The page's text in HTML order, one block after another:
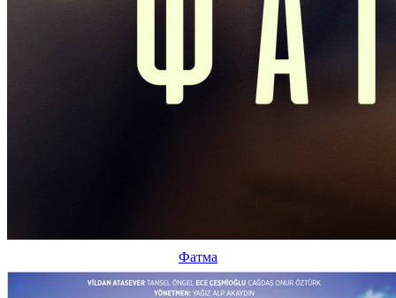
Фатма